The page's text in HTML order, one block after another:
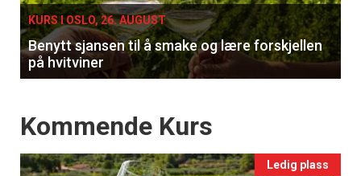
KURS I OSLO, 26. AUGUST
Benytt sjansen til å smake og lære forskjellen
på hvitviner
Events
Kommende Kurs
Ledig plass